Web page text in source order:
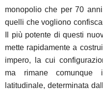
monopolio che per 70
quelli che vogliono
Il più potente di questi
mette rapidamente a
impero, la cui
ma rimane comunque
latitudinale, determinata